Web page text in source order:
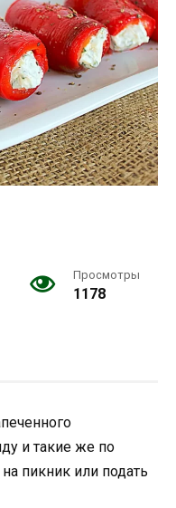
Просмотры
1178
и такие же по
пикник или подать